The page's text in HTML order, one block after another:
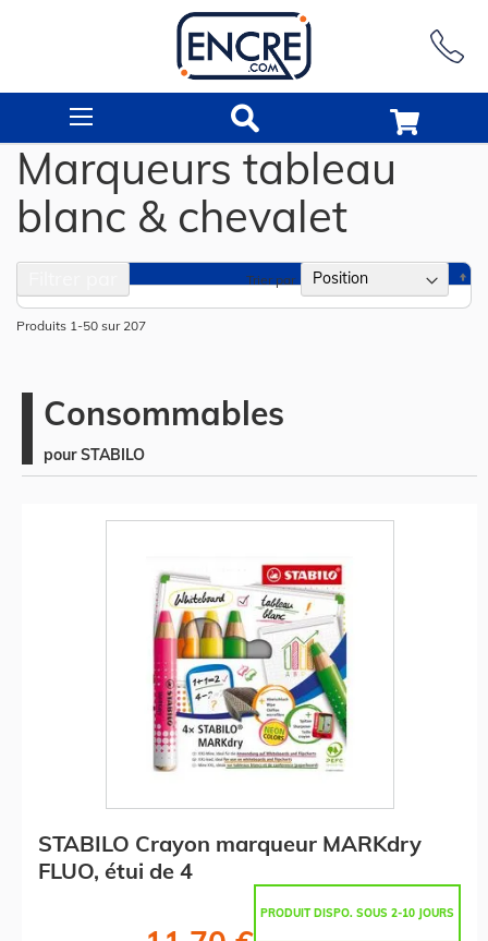
Marqueurs tableau
blanc & chevalet
Produits 1 -50 sur 207
Trier par
Consommables
pour STABILO
STABILO Crayon marqueur MARKdry
FLUO, étui de 4
PRODUIT DISPO. SOUS 2-10 JOURS